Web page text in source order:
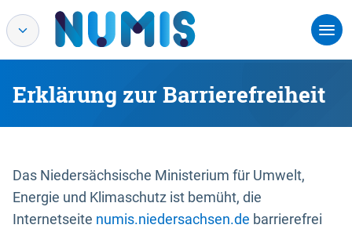
Erklärung zur Barrierefreiheit
Das Niedersächsische Ministerium für Umwelt,
Energie und Klimaschutz ist bemüht, die
Internetseite numis.niedersachsen.de barrierefrei